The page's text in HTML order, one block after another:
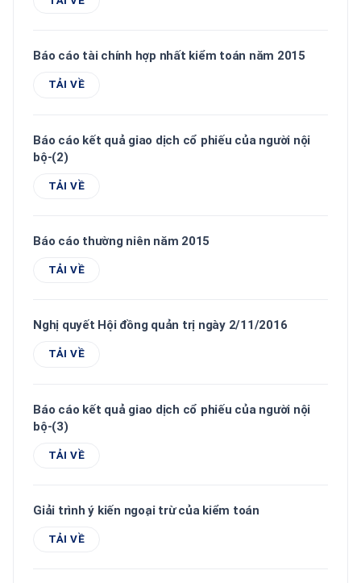
Báo cáo tài chính hợp nhất kiểm toán năm 2015
TẢI VỀ
Báo cáo kết quả giao dịch cổ phiếu của người nội
bộ-(2)
TẢI VỀ
Báo cáo thường niên năm 2015
TẢI VỀ
Nghị quyết Hội đồng quản trị ngày 2/11/2016
TẢI VỀ
Báo cáo kết quả giao dịch cổ phiếu của người nội
bộ-(3)
TẢI VỀ
Giải trình ý kiến ngoại trừ của kiểm toán
TẢI VỀ